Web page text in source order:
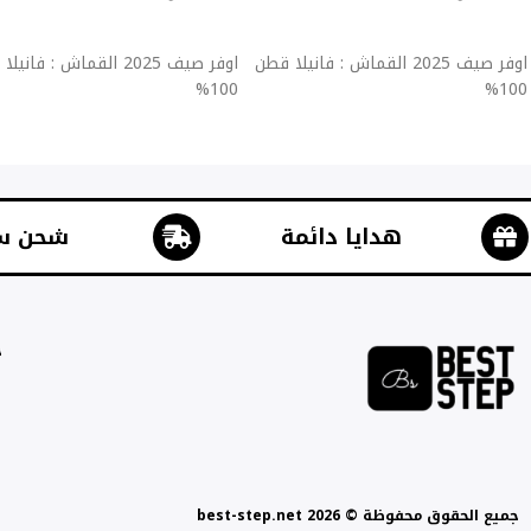
اوفر صيف 2025 القماش : فانيلا قطن
100%
اوفر صيف 2025 القماش :
100%
هدايا دائمة شحن
جميع الحقوق محفوظة © best-step.net 2026